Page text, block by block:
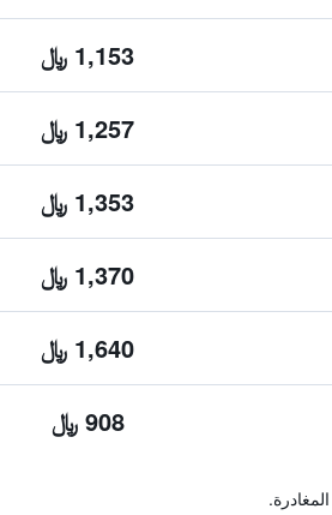
1,153 ﷼
1,257 ﷼
1,353 ﷼
1,370 ﷼
1,640 ﷼
908 ﷼